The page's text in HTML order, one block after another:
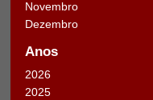
Novembro
Dezembro
Anos
2026
2025